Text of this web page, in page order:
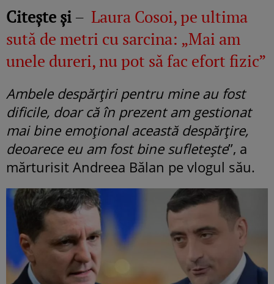
Citește și – Laura Cosoi, pe ultima
sută de metri cu sarcina: „Mai am
unele dureri, nu pot să fac efort fizic”
Ambele despărțiri pentru mine au fost
dificile, doar că în prezent am gestionat
mai bine emoțional această despărțire,
deoarece eu am fost bine sufletește”, a
mărturisit Andreea Bălan pe vlogul său.